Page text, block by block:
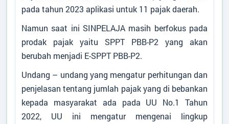
pada tahun 2023 aplikasi untuk 11 pajak daerah.
Namun saat ini SINPELAJA masih berfokus pada
prodak pajak yaitu SPPT PBB-P2 yang akan
berubah menjadi E-SPPT PBB-P2.
Undang – undang yang mengatur perhitungan dan
penjelasan tentang jumlah pajak yang di bebankan
kepada masyarakat ada pada UU No.1 Tahun
2022, UU ini mengatur mengenai lingkup